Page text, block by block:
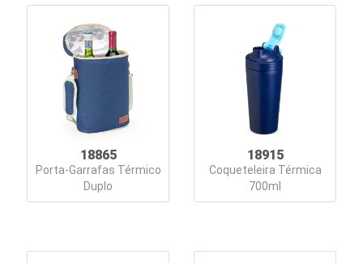
18865
Porta-Garrafas Térmico
Duplo
18915
Coqueteleira Térmica
700ml